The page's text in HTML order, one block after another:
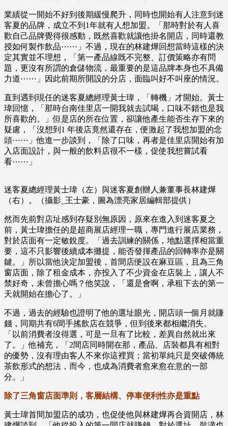
業績從一開始不好到後期緩慢爬升，同時也開始有人注意到迷
客夏的品牌，成立不到1年就有人想加盟。「那時對於有人喜
歡自己品牌覺得很感動，既然喜歡就讓他掛名開店，同時還教
授如何製作飲品⋯⋯」不過，現在的林建燁回想當時這樣的決
定其實並不理想，「第一產品線既不完整、訂價策略亦有問
題，更沒有所謂的倉儲物流，最重要的是這品牌本身也不具備
力道⋯⋯」因此前期所開設的分店，面臨叫好不叫座的情況。
直到遇到現任的迷客夏總經理黃士瑋，「轉機」才開始。黃士
瑋回憶，「那時台南佳里店一開我就去試喝，口味不錯也是我
所喜歡的。」但是店的所在位置，卻讓他產生能否生存下來的
疑慮，「沒想到1 年後店竟然還存在，便激起了我想加盟的念
頭⋯⋯」他進一步談到，「除了口味，再者是佳里店開始有加
入店面設計，與一般的飲料店很不一樣，促使我想嘗試看
看⋯⋯」
迷客夏總經理黃士瑋（左）與迷客夏創辦人兼董事長林建燁
（右）。（攝影_王士豪，圖為漂亮家居編輯部提供）
然而先前對店址感到存疑別無原因，原來在進入到迷客夏之
前，黃士瑋擔任的是超商展店經理一職，專門進行展店業務，
對於店面有一定敏銳度。「過去訓練的關係，地點選擇相當重
要，這不只影響後續成本攤提，能否發揮產品的回轉率亦是關
鍵。」所以當他決定加盟後，首間店便設在麻豆區，且為三角
窗店面，除了租金成本，亦投入了不少資金在店裝上，讓人不
禁好奇，未曾擔心嗎？他笑說，「還是會啊，承租下去的第一
天就開始在擔心了。」
不過，過去的經驗也證明了他的選址眼光，開店頭一個月就賺
錢，同期共有6間手搖飲店在競爭，但到後來都相繼消失。
「以前消費者沒得選，可是一旦有了比較，差異自然就出來
了。」他補充，「2間店同時開在那，產品、店裝都具有相對
的優勢，沒有理由客人不來你這裡買；當初單純只是突破傳統
茶飲形式的想法，而今，也成為消費者愈來愈在意的一部
分。」
除了三角窗店面準則，客層結構、停車便利性亦是重點
黃士瑋首間加盟店的成功，也促使他與林建燁再合資開店，林